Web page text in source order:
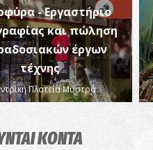
- Εργαστήριο
και πώληση
έργων
τέχνης
Πλατεία Μυστρά
ΚΟΝΤΑ